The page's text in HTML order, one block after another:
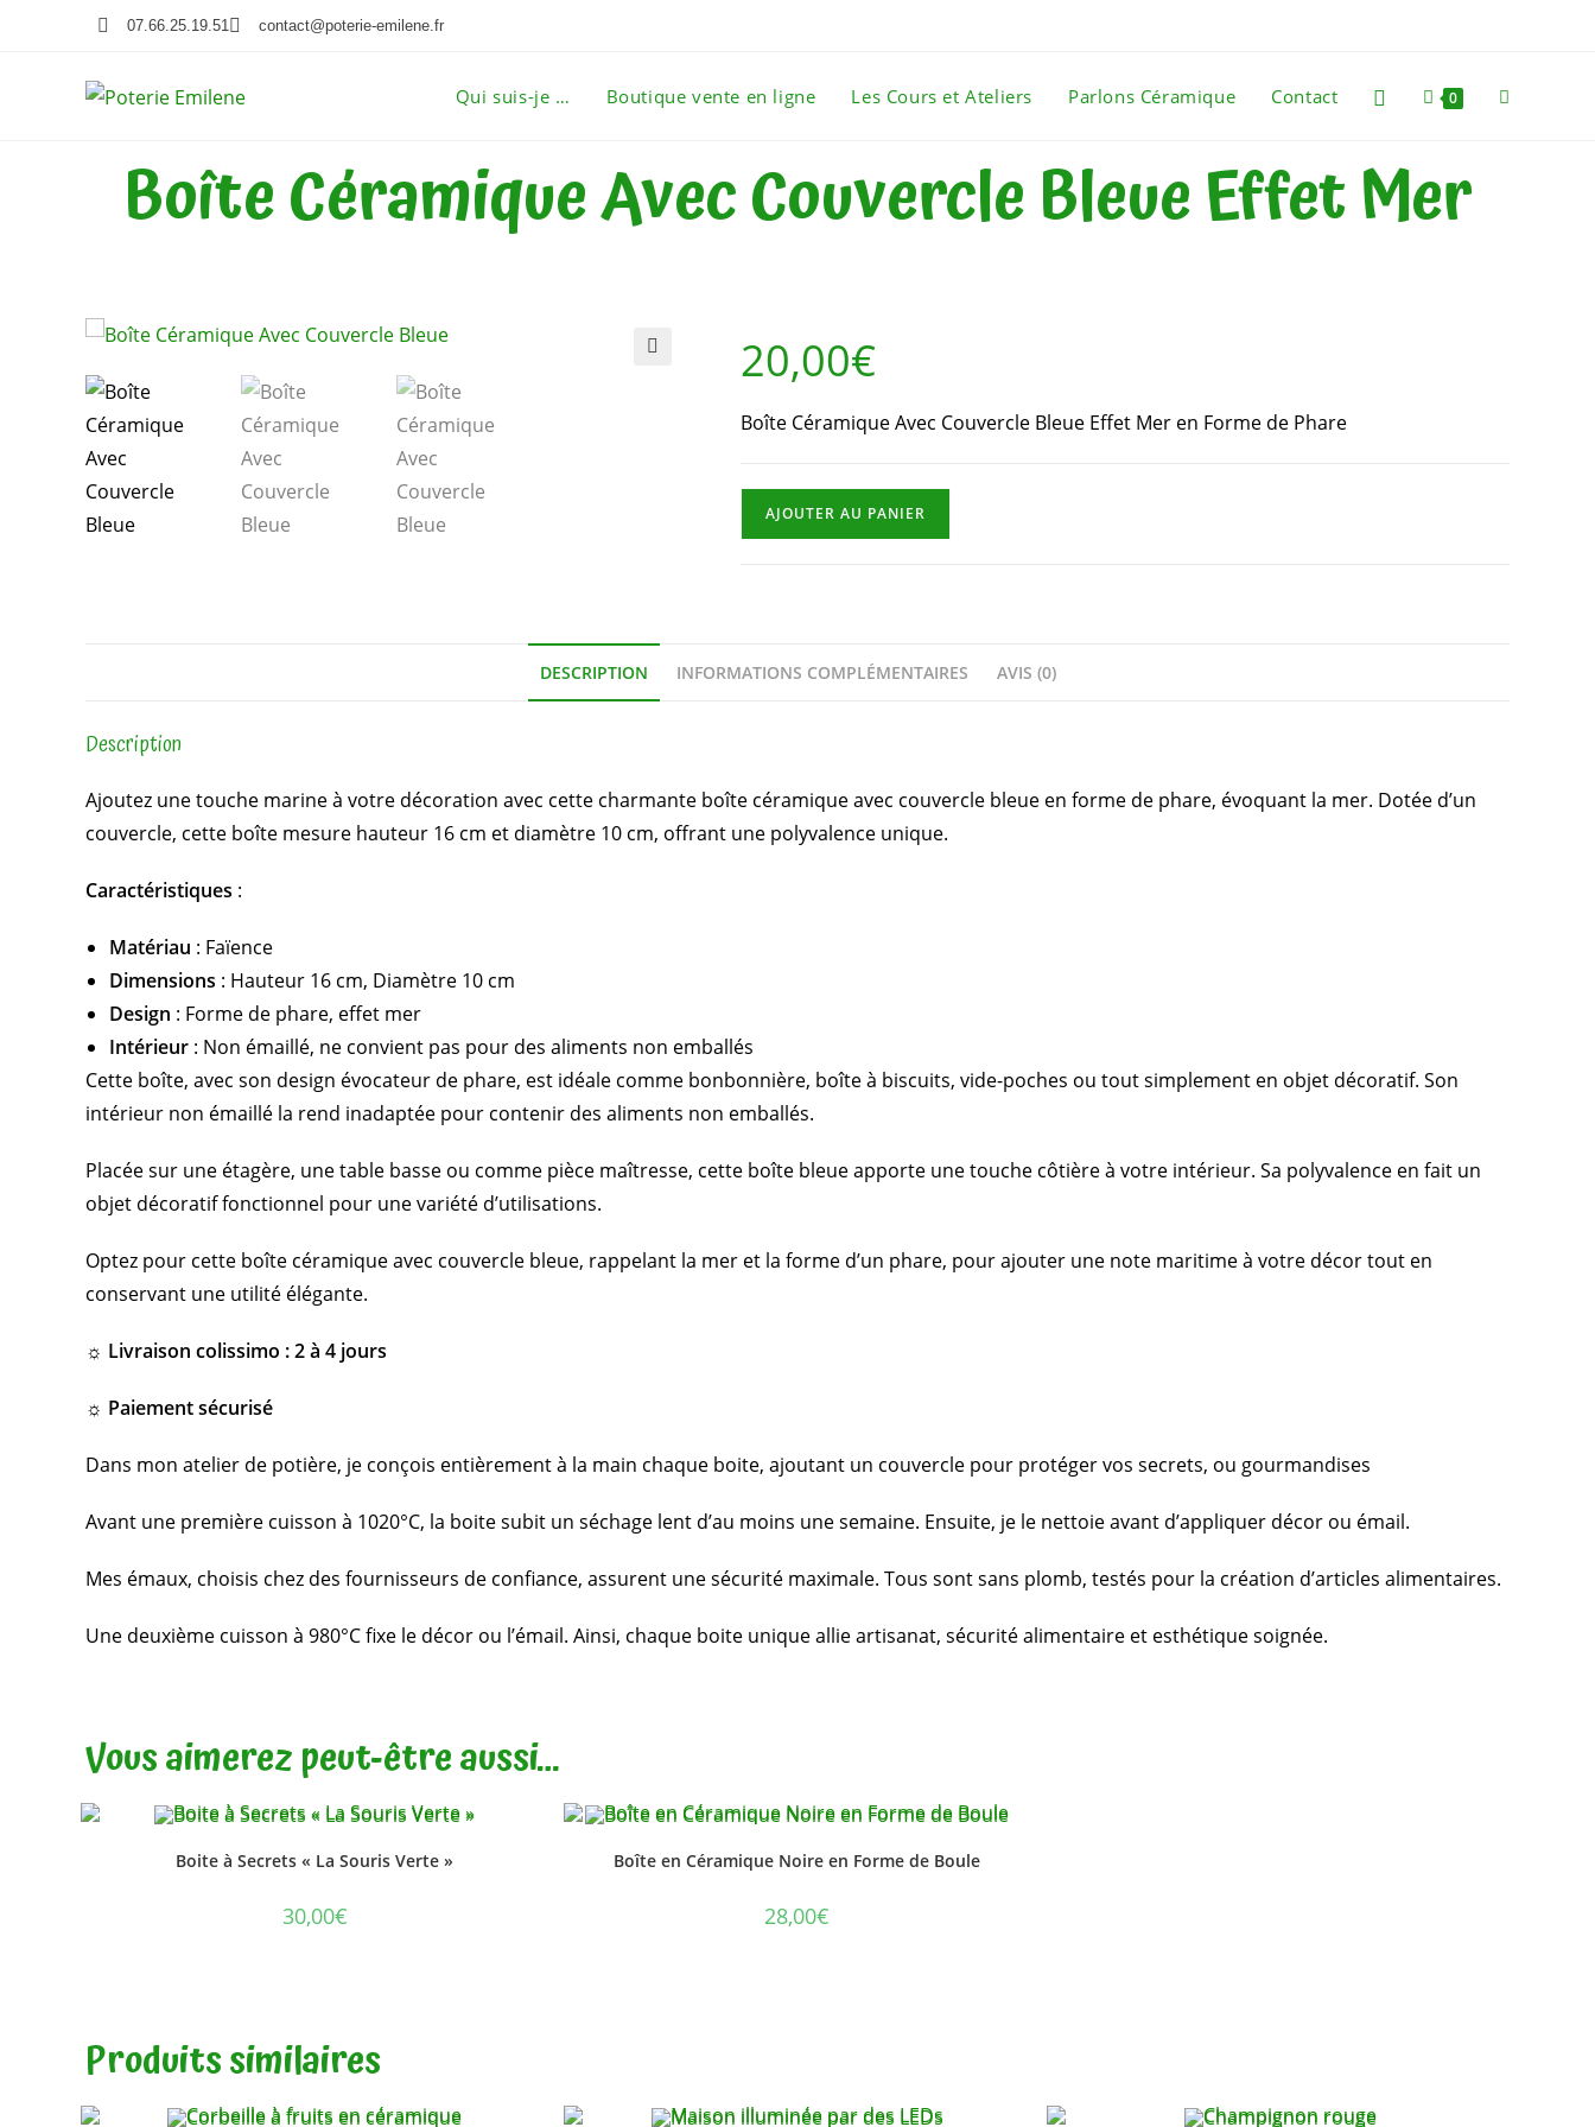
07.66.25.19.51 contact@poterie-emilene.fr
Qui suis-je … Boutique vente en ligne Les Cours et Ateliers Parlons Céramique Contact 0
Boîte Céramique Avec Couvercle Bleue Effet Mer
20,00€
Boîte Céramique Avec Couvercle Bleue Effet Mer en Forme de Phare
AJOUTER AU PANIER
DESCRIPTION INFORMATIONS COMPLÉMENTAIRES AVIS (0)
Description
Ajoutez une touche marine à votre décoration avec cette charmante boîte céramique avec couvercle bleue en forme de phare, évoquant la mer. Dotée d’un
couvercle, cette boîte mesure hauteur 16 cm et diamètre 10 cm, offrant une polyvalence unique.
Caractéristiques :
Matériau : Faïence
Dimensions : Hauteur 16 cm, Diamètre 10 cm
Design : Forme de phare, effet mer
Intérieur : Non émaillé, ne convient pas pour des aliments non emballés
Cette boîte, avec son design évocateur de phare, est idéale comme bonbonnière, boîte à biscuits, vide-poches ou tout simplement en objet décoratif. Son
intérieur non émaillé la rend inadaptée pour contenir des aliments non emballés.
Placée sur une étagère, une table basse ou comme pièce maîtresse, cette boîte bleue apporte une touche côtière à votre intérieur. Sa polyvalence en fait un
objet décoratif fonctionnel pour une variété d’utilisations.
Optez pour cette boîte céramique avec couvercle bleue, rappelant la mer et la forme d’un phare, pour ajouter une note maritime à votre décor tout en
conservant une utilité élégante.
☼ Livraison colissimo : 2 à 4 jours
☼ Paiement sécurisé
Dans mon atelier de potière, je conçois entièrement à la main chaque boite, ajoutant un couvercle pour protéger vos secrets, ou gourmandises
Avant une première cuisson à 1020°C, la boite subit un séchage lent d’au moins une semaine. Ensuite, je le nettoie avant d’appliquer décor ou émail.
Mes émaux, choisis chez des fournisseurs de confiance, assurent une sécurité maximale. Tous sont sans plomb, testés pour la création d’articles alimentaires.
Une deuxième cuisson à 980°C fixe le décor ou l’émail. Ainsi, chaque boite unique allie artisanat, sécurité alimentaire et esthétique soignée.
Vous aimerez peut-être aussi…
Boite à Secrets « La Souris Verte »
30,00€
Boîte en Céramique Noire en Forme de Boule
28,00€
Produits similaires